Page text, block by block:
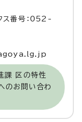
番号：052-
課 区の特性
のお問い合わ